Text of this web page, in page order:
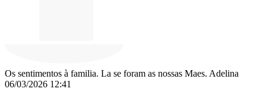
Os sentimentos à familia. La se foram as nossas Maes. Adelina
06/03/2026 12:41